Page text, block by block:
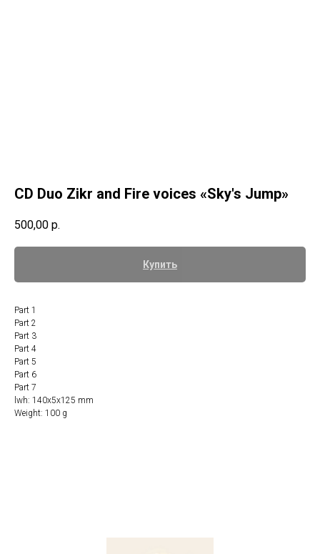
CD Duo Zikr and Fire voices «Sky's Jump»
500,00 р.
Купить
Part 1
Part 2
Part 3
Part 4
Part 5
Part 6
Part 7
lwh: 140x5x125 mm
Weight: 100 g